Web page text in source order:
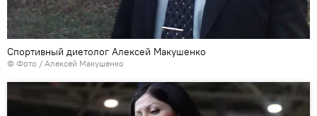
Спортивный диетолог Алексей Макушенко
© Фото / Алексей Макушенко